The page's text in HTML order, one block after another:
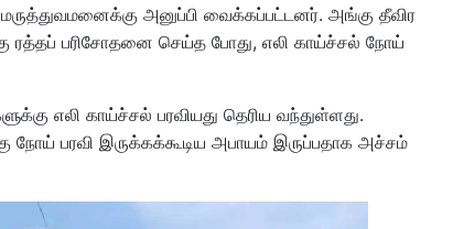
மருத்துவமனைக்கு அனுப்பி வைக்கப்பட்டனர். அங்கு தீவிர
ரத்தப் பரிசோதனை செய்த போது, எலி காய்ச்சல் நோய்
எலி காய்ச்சல் பரவியது தெரிய வந்துள்ளது.
நோய் பரவி இருக்கக்கூடிய அபாயம் இருப்பதாக அச்சம்